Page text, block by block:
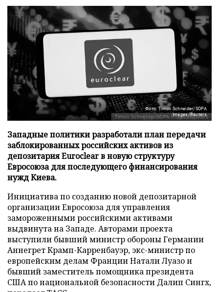
Фото: Timon Schneider/SOPA
Images/Reuters
Западные политики разработали план передачи
заблокированных российских активов из
депозитария Euroclear в новую структуру
Евросоюза для последующего финансирования
нужд Киева.
Инициатива по созданию новой депозитарной
организации Евросоюза для управления
замороженными российскими активами
выдвинута на Западе. Авторами проекта
выступили бывший министр обороны Германии
Аннегрет Крамп-Карренбауэр, экс-министр по
европейским делам Франции Натали Луазо и
бывший заместитель помощника президента
США по национальной безопасности Далип Сингх,